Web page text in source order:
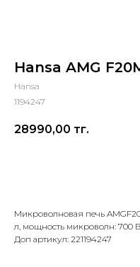
Hansa AMG
Hansa
1194247
28990,00 тг.
Микроволновая печь
л, мощность микроволн: 700
Доп артикул: 221194247